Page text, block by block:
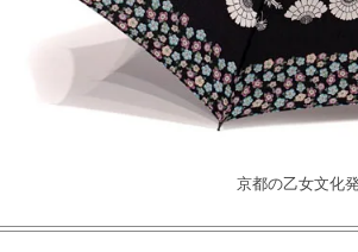
京都の乙女文化